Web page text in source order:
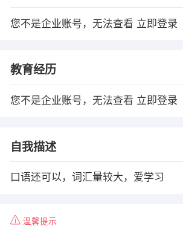
您不是企业账号，无法查看 立即登录
教育经历
您不是企业账号，无法查看 立即登录
自我描述
口语还可以，词汇量较大，爱学习
温馨提示